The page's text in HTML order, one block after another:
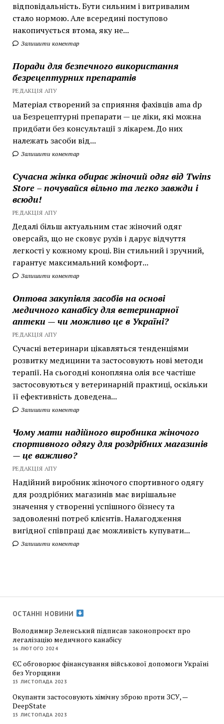
відповідальність. Бути сильним і витривалим
стало нормою. Але всередині поступово
накопичується втома, яку не...
Залишити коментар
Поради для безпечного використання
безрецептурних препаратів
РЕДАКЦІЯ АПУ
Матеріал створений за сприяння фахівців ama dp
ua Безрецептурні препарати — це ліки, які можна
придбати без консультації з лікарем. До них
належать засоби від...
Залишити коментар
Сучасна жінка обирає жіночий одяг від Twins
Store – почувайся вільно та легко завжди і
всюди!
РЕДАКЦІЯ АПУ
Дедалі більш актуальним стає жіночий одяг
оверсайз, що не сковує рухів і дарує відчуття
легкості у кожному кроці. Він стильний і зручний,
гарантує максимальний комфорт...
Залишити коментар
Оптова закупівля засобів на основі
медичного канабісу для ветеринарної
аптеки — чи можливо це в Україні?
РЕДАКЦІЯ АПУ
Сучасні ветеринари цікавляться тенденціями
розвитку медицини та застосовують нові методи
терапії. На сьогодні конопляна олія все частіше
застосовуються у ветеринарній практиці, оскільки
її ефективність доведена...
Залишити коментар
Чому мати надійного виробника жіночого
спортивного одягу для роздрібних магазинів
— це важливо?
РЕДАКЦІЯ АПУ
Надійний виробник жіночого спортивного одягу
для роздрібних магазинів має вирішальне
значення у створенні успішного бізнесу та
задоволенні потреб клієнтів. Налагодження
вигідної співпраці дає можливість купувати...
Залишити коментар
ОСТАННІ НОВИНИ
Володимир Зеленський підписав законопроєкт про
легалізацію медичного канабісу
16 ЛЮТОГО 2024
ЄС обговорює фінансування військової допомоги Україні
без Угорщини
15 ЛИСТОПАДА 2023
Окупанти застосовують хімічну зброю проти ЗСУ, —
DeepState
15 ЛИСТОПАДА 2023